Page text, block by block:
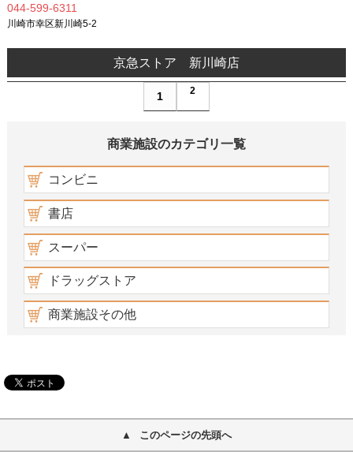
044-599-6311
川崎市幸区新川崎5-2
京急ストア 新川崎店
1 2
商業施設のカテゴリ一覧
コンビニ
書店
スーパー
ドラッグストア
商業施設その他
このページの先頭へ